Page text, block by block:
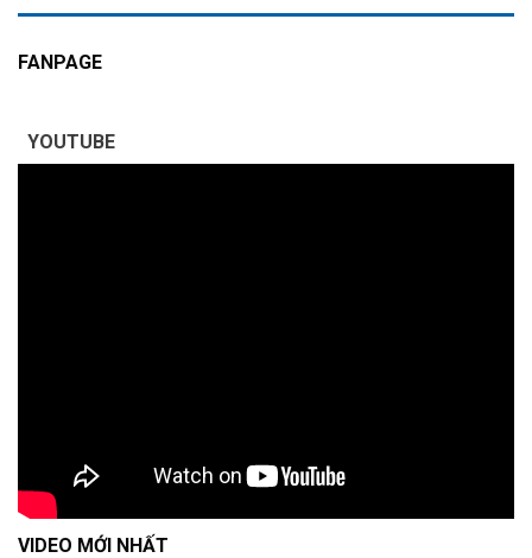
FANPAGE
YOUTUBE
VIDEO MỚI NHẤT